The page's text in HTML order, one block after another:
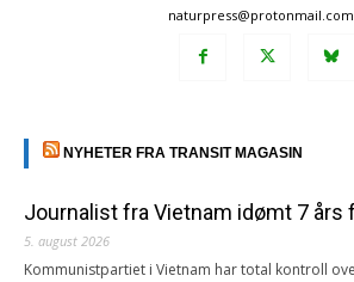
NYHETER FRA TRANSIT MAGASIN
Journalist fra Vietnam idømt 7 års
5. august 2026
Kommunistpartiet i Vietnam har total kontroll